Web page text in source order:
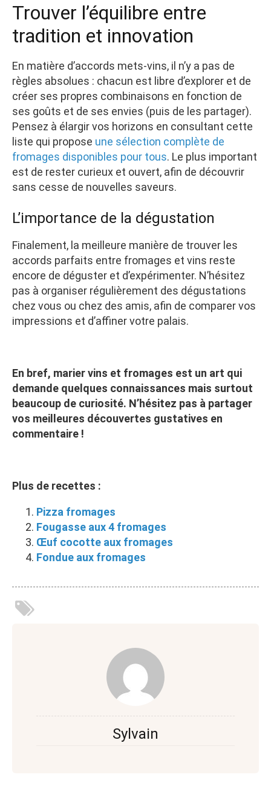
Trouver l’équilibre entre
tradition et innovation
En matière d’accords mets-vins, il n’y a pas de
règles absolues : chacun est libre d’explorer et de
créer ses propres combinaisons en fonction de
ses goûts et de ses envies (puis de les partager).
Pensez à élargir vos horizons en consultant cette
liste qui propose une sélection complète de
fromages disponibles pour tous. Le plus important
est de rester curieux et ouvert, afin de découvrir
sans cesse de nouvelles saveurs.
L’importance de la dégustation
Finalement, la meilleure manière de trouver les
accords parfaits entre fromages et vins reste
encore de déguster et d’expérimenter. N’hésitez
pas à organiser régulièrement des dégustations
chez vous ou chez des amis, afin de comparer vos
impressions et d’affiner votre palais.
En bref, marier vins et fromages est un art qui
demande quelques connaissances mais surtout
beaucoup de curiosité. N’hésitez pas à partager
vos meilleures découvertes gustatives en
commentaire !
Plus de recettes :
Pizza fromages
Fougasse aux 4 fromages
Œuf cocotte aux fromages
Fondue aux fromages
Sylvain